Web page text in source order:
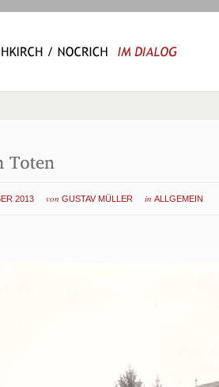
2013 von GUSTAV MÜLLER in ALLGEMEIN